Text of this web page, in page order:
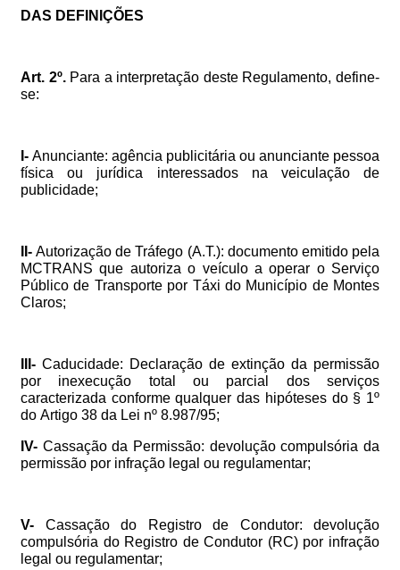
DAS DEFINIÇÕES
Art. 2º. Para a interpretação deste Regulamento, define-
se:
I- Anunciante: agência publicitária ou anunciante pessoa
física
ou jurídica interessados na veiculação
de
publicidade;
II- Autorização de Tráfego (A.T.): documento emitido pela
MCTRANS que autoriza o veículo a operar o Serviço
Público de Transporte por Táxi do Município de Montes
Claros;
III- Caducidade: Declaração de extinção da permissão
por
inexecução total ou parcial dos
serviços
caracterizada conforme qualquer das hipóteses do § 1º
do Artigo 38 da Lei nº 8.987/95;
IV- Cassação da Permissão: devolução compulsória da
permissão por infração legal ou regulamentar;
V- Cassação do Registro de Condutor:
devolução
compulsória do Registro de Condutor (RC) por infração
legal ou regulamentar;